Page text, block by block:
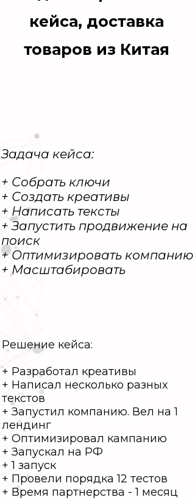
кейса, доставка
товаров из Китая
Задача кейса:
+ Собрать ключи
+ Создать креативы
+ Написать тексты
+ Запустить продвижение на
поиск
+ Оптимизировать компанию
+ Масштабировать
Решение кейса:
+ Разработал креативы
+ Написал несколько разных
текстов
+ Запустил компанию. Вел на 1
лендинг
+ Оптимизировал кампанию
+ Запускал на РФ
+ 1 запуск
+ Провели порядка 12 тестов
+ Время партнерства - 1 месяц